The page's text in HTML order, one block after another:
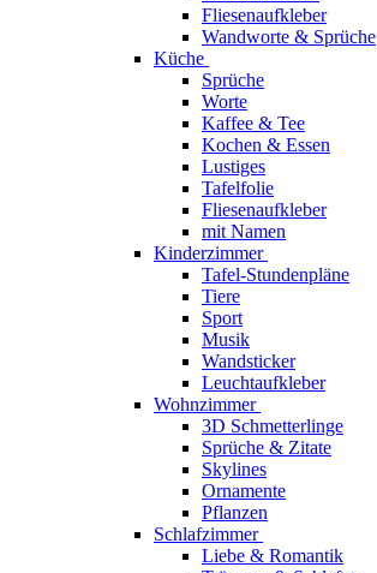
Fliesenaufkleber
Wandworte & Sprüche
Küche
Sprüche
Worte
Kaffee & Tee
Kochen & Essen
Lustiges
Tafelfolie
Fliesenaufkleber
mit Namen
Kinderzimmer
Tafel-Stundenpläne
Tiere
Sport
Musik
Wandsticker
Leuchtaufkleber
Wohnzimmer
3D Schmetterlinge
Sprüche & Zitate
Skylines
Ornamente
Pflanzen
Schlafzimmer
Liebe & Romantik